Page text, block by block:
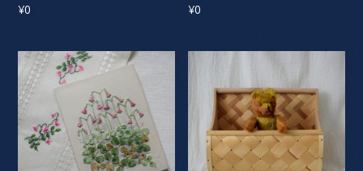
¥0 ¥0